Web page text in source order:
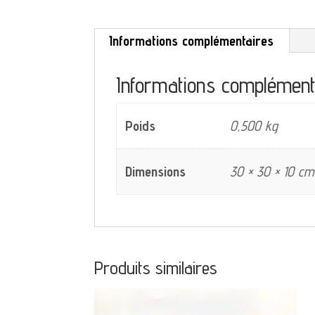
Informations complémentaires
Informations
Poids 0,500 kg
Dimensions 30 × 30 × 10 cm
Produits similaires